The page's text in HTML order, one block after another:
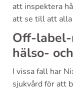
att inspektera
att se till att alla
Off-label-
hälso-
I vissa fall har
sjukvård för att